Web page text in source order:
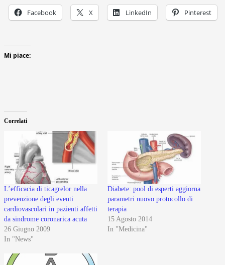
Facebook X LinkedIn Pinterest
Mi piace:
Correlati
L’efficacia di ticagrelor nella
prevenzione degli eventi
cardiovascolari in pazienti affetti
da sindrome coronarica acuta
26 Giugno 2009
In "News"
Diabete: pool di esperti aggiorna
parametri nuovo protocollo di
terapia
15 Agosto 2014
In "Medicina"